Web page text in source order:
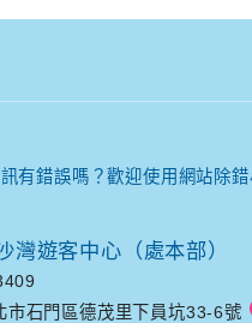
有錯誤嗎？歡迎使用網站除錯
灣遊客中心（處本部）
市石門區德茂里下員坑33-6號